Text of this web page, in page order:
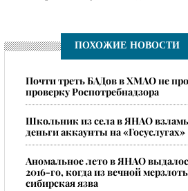
фестиваля в Сургутском
в ХМАО
ПОХОЖИЕ НОВОСТИ
Почти треть БАДов в ХМАО не
проверку Роспотребнадзора
Школьник из села в ЯНАО
деньги аккаунты на «Госуслугах»
​Аномальное лето в ЯНАО
2016-го, когда из вечной
сибирская язва